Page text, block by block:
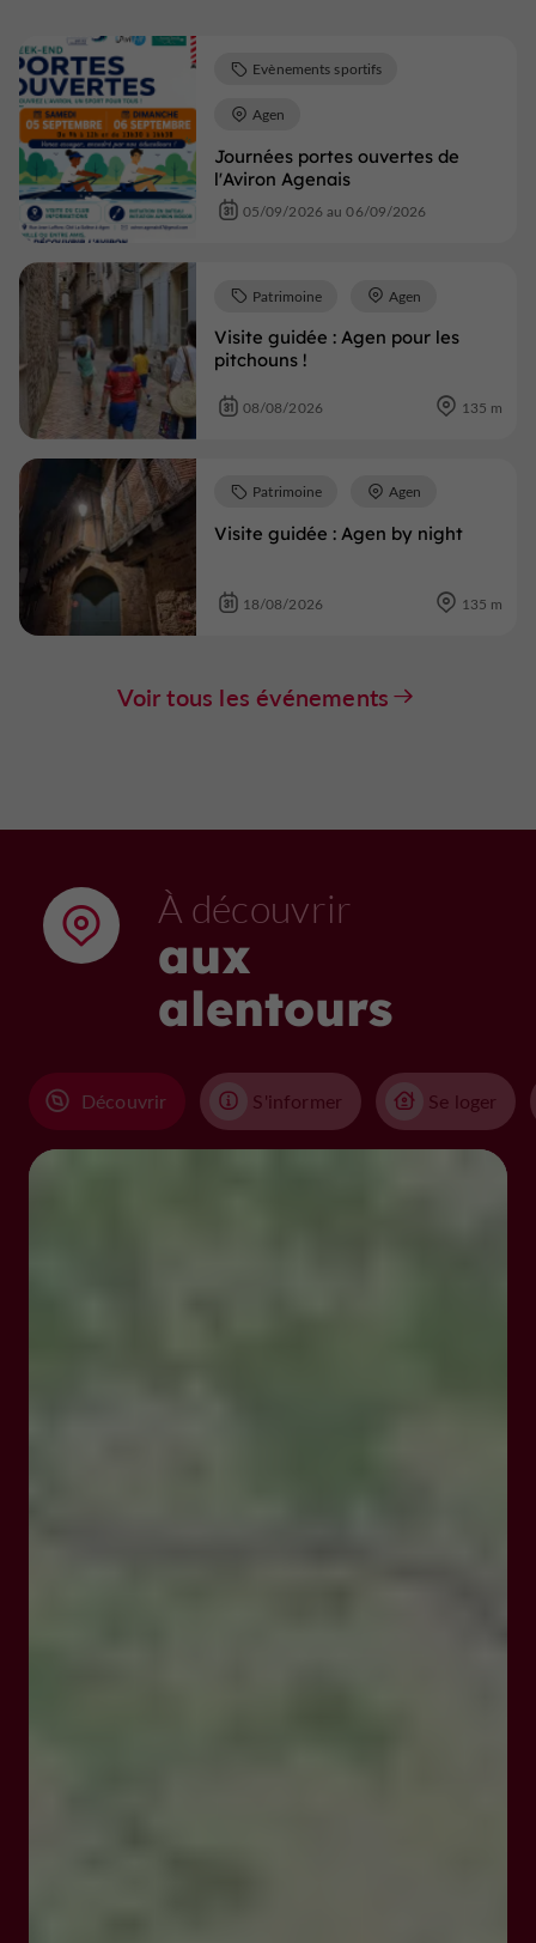
Journées portes ouvertes de
l'Aviron Agenais
Evènements sportifs
Agen
05/09/2026 au 06/09/2026
Visite guidée : Agen pour les
pitchouns !
Patrimoine Agen
08/08/2026 135 m
Visite guidée : Agen by night
Patrimoine Agen
18/08/2026 135 m
Voir tous les événements
À découvrir
aux
alentours
Découvrir S'informer Se loger